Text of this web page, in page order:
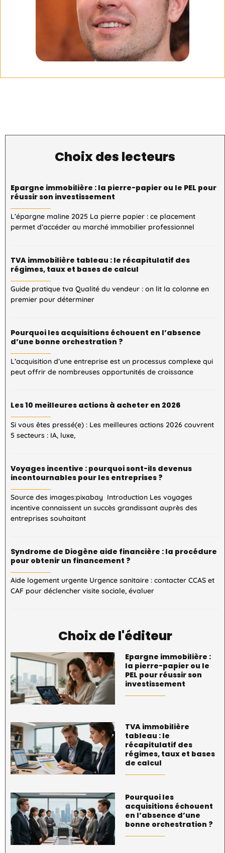
Choix des lecteurs
Epargne immobilière : la pierre-papier ou le PEL pour
réussir son investissement
L’épargne maline 2025 La pierre papier : ce placement
permet d’accéder au marché immobilier professionnel
TVA immobilière tableau : le récapitulatif des
régimes, taux et bases de calcul
Guide pratique tva Qualité du vendeur : on lit la colonne en
premier pour déterminer
Pourquoi les acquisitions échouent en l’absence
d’une bonne orchestration ?
L’acquisition d’une entreprise est un processus complexe qui
peut offrir de nombreuses opportunités de croissance
Les 10 meilleures actions à acheter en 2026
Si vous êtes pressé(e) : Les meilleures actions 2026 couvrent
5 secteurs : IA, luxe,
Voyages incentive : pourquoi sont-ils devenus
incontournables pour les entreprises ?
Source des images:pixabay Introduction Les voyages
incentive connaissent un succès grandissant auprès des
entreprises souhaitant
Syndrome de Diogène aide financière : la procédure
pour obtenir un financement ?
Aide logement urgente Urgence sanitaire : contacter CCAS et
CAF pour déclencher visite sociale, évaluer
Choix de l'éditeur
Epargne immobilière :
la pierre-papier ou le
PEL pour réussir son
investissement
TVA immobilière
tableau : le
récapitulatif des
régimes, taux et bases
de calcul
Pourquoi les
acquisitions échouent
en l’absence d’une
bonne orchestration ?